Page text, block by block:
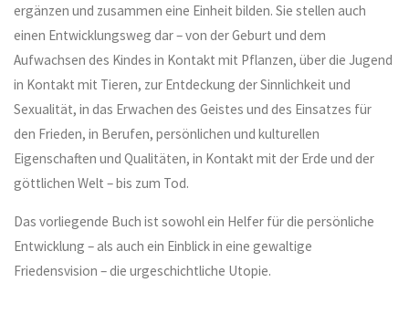
ergänzen und zusammen eine Einheit bilden. Sie stellen auch
einen Entwicklungsweg dar – von der Geburt und dem
Aufwachsen des Kindes in Kontakt mit Pflanzen, über die Jugend
in Kontakt mit Tieren, zur Entdeckung der Sinnlichkeit und
Sexualität, in das Erwachen des Geistes und des Einsatzes für
den Frieden, in Berufen, persönlichen und kulturellen
Eigenschaften und Qualitäten, in Kontakt mit der Erde und der
göttlichen Welt – bis zum Tod.
Das vorliegende Buch ist sowohl ein Helfer für die persönliche
Entwicklung – als auch ein Einblick in eine gewaltige
Friedensvision – die urgeschichtliche Utopie.